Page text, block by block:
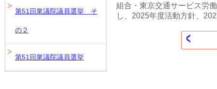
第51回衆議院議員選挙 そ
の２
第51回衆議院議員選挙
組合・東京交通サービス労
し、2025年度活動方針、